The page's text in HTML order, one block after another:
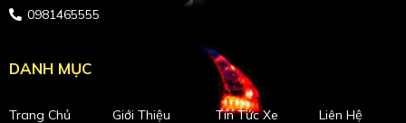
0981465555
DANH MỤC
Trang Chủ Giới Thiệu Tin Tức Xe Liên Hệ